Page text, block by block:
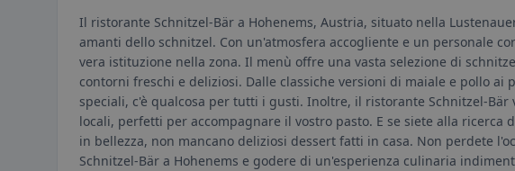
Il ristorante Schnitzel-Bär a Hohenems, Austria, situato nella
amanti dello schnitzel. Con un'atmosfera accogliente e un personale
vera istituzione nella zona. Il menù offre una vasta selezione di
contorni freschi e deliziosi. Dalle classiche versioni di maiale e pollo ai
speciali, c'è qualcosa per tutti i gusti. Inoltre, il ristorante Schnitzel-
locali, perfetti per accompagnare il vostro pasto. E se siete alla ricerca
in bellezza, non mancano deliziosi dessert fatti in casa. Non perdete
Schnitzel-Bär a Hohenems e godere di un'esperienza culinaria